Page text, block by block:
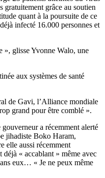
gratuitement grâce au soutien
quant à la poursuite de ce
infecté 16.000 personnes et
», glisse Yvonne Walo, une
aux systèmes de santé
de Gavi, l’Alliance mondiale
grand pour être comblé ».
a récemment alerté
jihadiste Boko Haram,
elle aussi récemment
« accablant » même avec
eux… « Je ne peux même